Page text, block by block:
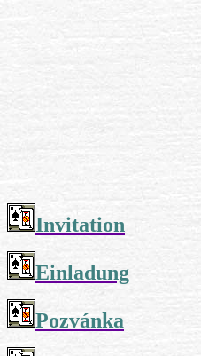
Invitation
Einladung
Pozvánka